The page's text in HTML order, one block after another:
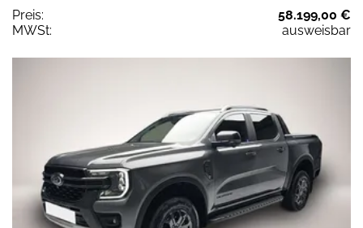
Preis:
58.199,00 €
MWSt:
ausweisbar